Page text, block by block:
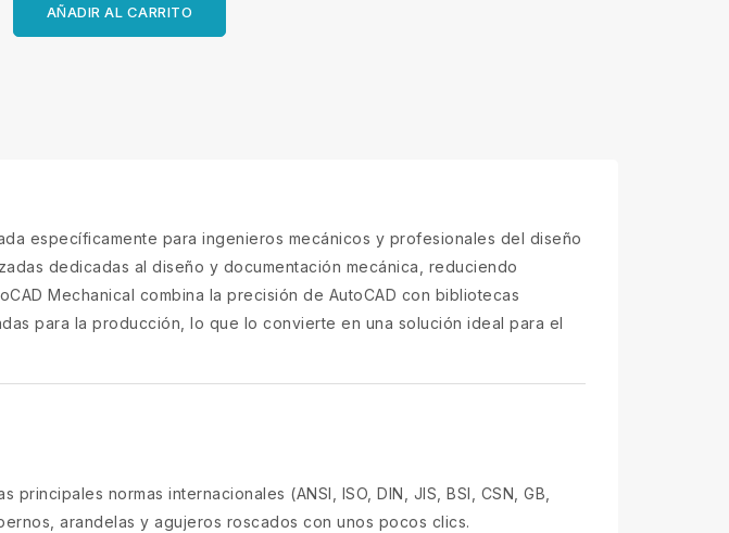
AÑADIR AL CARRITO
específicamente para ingenieros mecánicos y profesionales del diseño
dedicadas al diseño y documentación mecánica, reduciendo
Mechanical combina la precisión de AutoCAD con bibliotecas
para la producción, lo que lo convierte en una solución ideal para el
normas internacionales (ANSI, ISO, DIN, JIS, BSI, CSN, GB,
arandelas y agujeros roscados con unos pocos clics.